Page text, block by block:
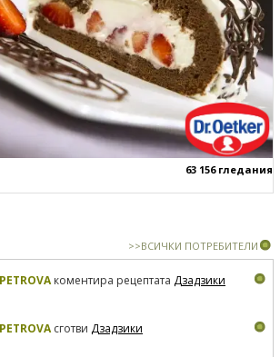
63 156 гледания
>>ВСИЧКИ ПОТРЕБИТЕЛИ
коментира рецептата Дзадзики
сготви Дзадзики